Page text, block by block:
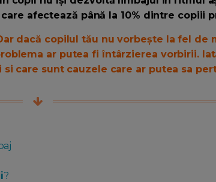
afectează până la 10% dintre copiii
dacă copilul tău nu vorbește la fel de
ar putea fi întârzierea vorbirii.
care sunt cauzele care ar putea sa